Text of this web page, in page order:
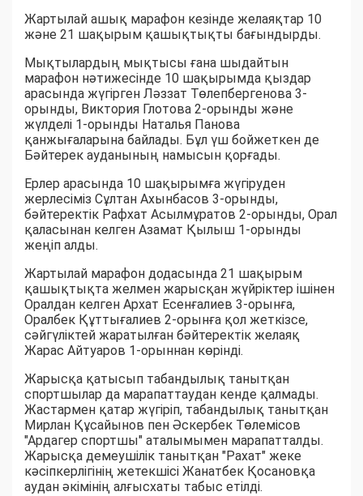
Жартылай ашық марафон кезінде желаяқтар 10
жəне 21 шақырым қашықтықты бағындырды.
Мықтылардың мықтысы ғана шыдайтын
марафон нəтижесінде 10 шақырымда қыздар
арасында жүгірген Лəззат Төлепбергенова 3-
орынды, Виктория Глотова 2-орынды жəне
жүлделі 1-орынды Наталья Панова
қанжығаларына байлады. Бұл үш бойжеткен де
Бəйтерек ауданының намысын қорғады.
Ерлер арасында 10 шақырымға жүгіруден
жерлесіміз Сұлтан Ахынбасов 3-орынды,
бəйтеректік Рафхат Асылмұратов 2-орынды, Орал
қаласынан келген Азамат Қылыш 1-орынды
жеңіп алды.
Жартылай марафон додасында 21 шақырым
қашықтықта желмен жарысқан жүйріктер ішінен
Оралдан келген Архат Есенғалиев 3-орынға,
Оралбек Құттығалиев 2-орынға қол жеткізсе,
сəйгүліктей жаратылған бəйтеректік желаяқ
Жарас Айтуаров 1-орыннан көрінді.
Жарысқа қатысып табандылық танытқан
спортшылар да марапаттаудан кенде қалмады.
Жастармен қатар жүгіріп, табандылық танытқан
Мирлан Құсайынов пен Əскербек Төлемісов
"Ардагер спортшы" аталымымен марапатталды.
Жарысқа демеушілік танытқан "Рахат" жеке
кəсіпкерлігінің жетекшісі Жанатбек Қосановқа
аудан әкімінің алғысхаты табыс етілді.